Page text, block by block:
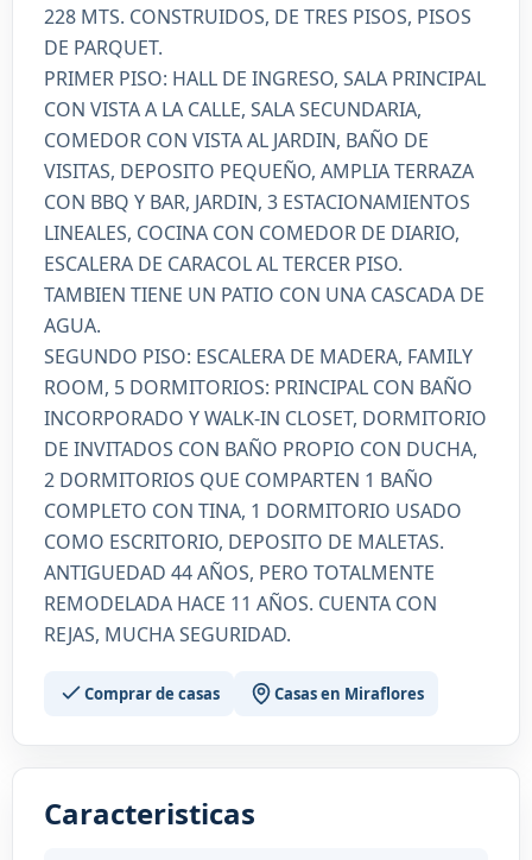
228 MTS. CONSTRUIDOS, DE TRES PISOS, PISOS
DE PARQUET.
PRIMER PISO: HALL DE INGRESO, SALA PRINCIPAL
CON VISTA A LA CALLE, SALA SECUNDARIA,
COMEDOR CON VISTA AL JARDIN, BAÑO DE
VISITAS, DEPOSITO PEQUEÑO, AMPLIA TERRAZA
CON BBQ Y BAR, JARDIN, 3 ESTACIONAMIENTOS
LINEALES, COCINA CON COMEDOR DE DIARIO,
ESCALERA DE CARACOL AL TERCER PISO.
TAMBIEN TIENE UN PATIO CON UNA CASCADA DE
AGUA.
SEGUNDO PISO: ESCALERA DE MADERA, FAMILY
ROOM, 5 DORMITORIOS: PRINCIPAL CON BAÑO
INCORPORADO Y WALK-IN CLOSET, DORMITORIO
DE INVITADOS CON BAÑO PROPIO CON DUCHA,
2 DORMITORIOS QUE COMPARTEN 1 BAÑO
COMPLETO CON TINA, 1 DORMITORIO USADO
COMO ESCRITORIO, DEPOSITO DE MALETAS.
ANTIGUEDAD 44 AÑOS, PERO TOTALMENTE
REMODELADA HACE 11 AÑOS. CUENTA CON
REJAS, MUCHA SEGURIDAD.
Comprar de casas Casas en Miraflores
Caracteristicas